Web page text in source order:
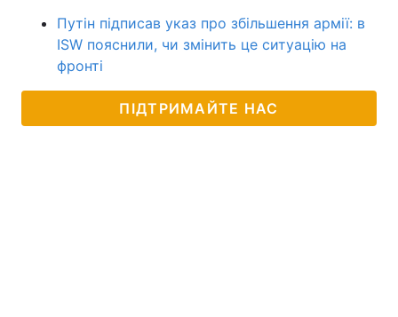
Путін підписав указ про збільшення армії: в
ISW пояснили, чи змінить це ситуацію на
фронті
ПІДТРИМАЙТЕ НАС